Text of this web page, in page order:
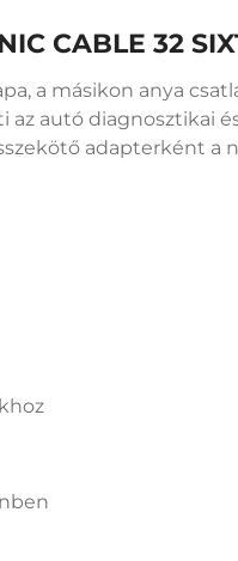
CABLE 32
a másikon anya
az autó diagnosztikai
adapterként a